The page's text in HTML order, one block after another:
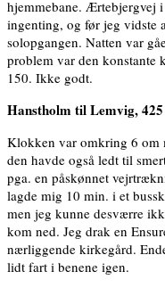
hjemmebane. Ærtebjergvej
ingenting, og før jeg vidste
solopgangen. Natten var
problem var den konstante
150. Ikke godt.
Hanstholm til Lemvig,
Klokken var omkring 6 om
den havde også ledt til
pga. en påskønnet
lagde mig 10 min. i et
men jeg kunne desværre
kom ned. Jeg drak en
nærliggende kirkegård.
lidt fart i benene igen.